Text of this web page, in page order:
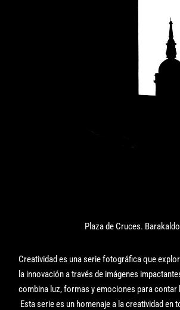
Plaza de Cruces.
Creatividad es una serie fotográfica que
la innovación a través de imágenes
combina luz, formas y emociones para contar
Esta serie es un homenaje a la creatividad en